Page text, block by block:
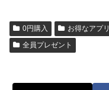
0円購入 お得なアプリ
全員プレゼント